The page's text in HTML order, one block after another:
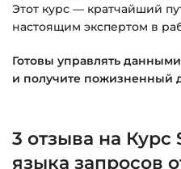
Этот курс — кратчайший
настоящим экспертом в
Готовы управлять
и получите пожизненный
3 отзыва на Курс
языка запросов